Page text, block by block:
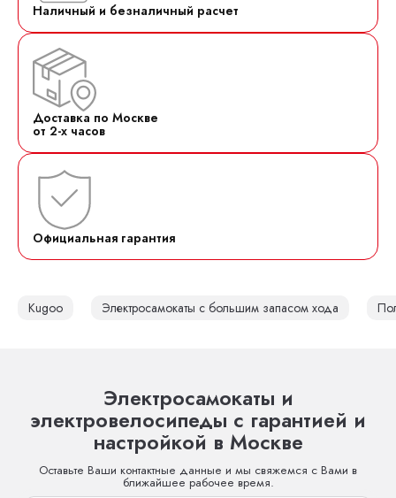
Наличный и безналичный расчет
Доставка по Москве
от 2-х часов
Официальная гарантия
Kugoo Электросамокаты с большим запасом хода
Электросамокаты и
электровелосипеды с гарантией и
настройкой в Москве
Оставьте Ваши контактные данные и мы свяжемся с Вами в
ближайшее рабочее время.